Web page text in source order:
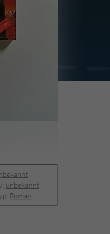
unbekannt
Roman